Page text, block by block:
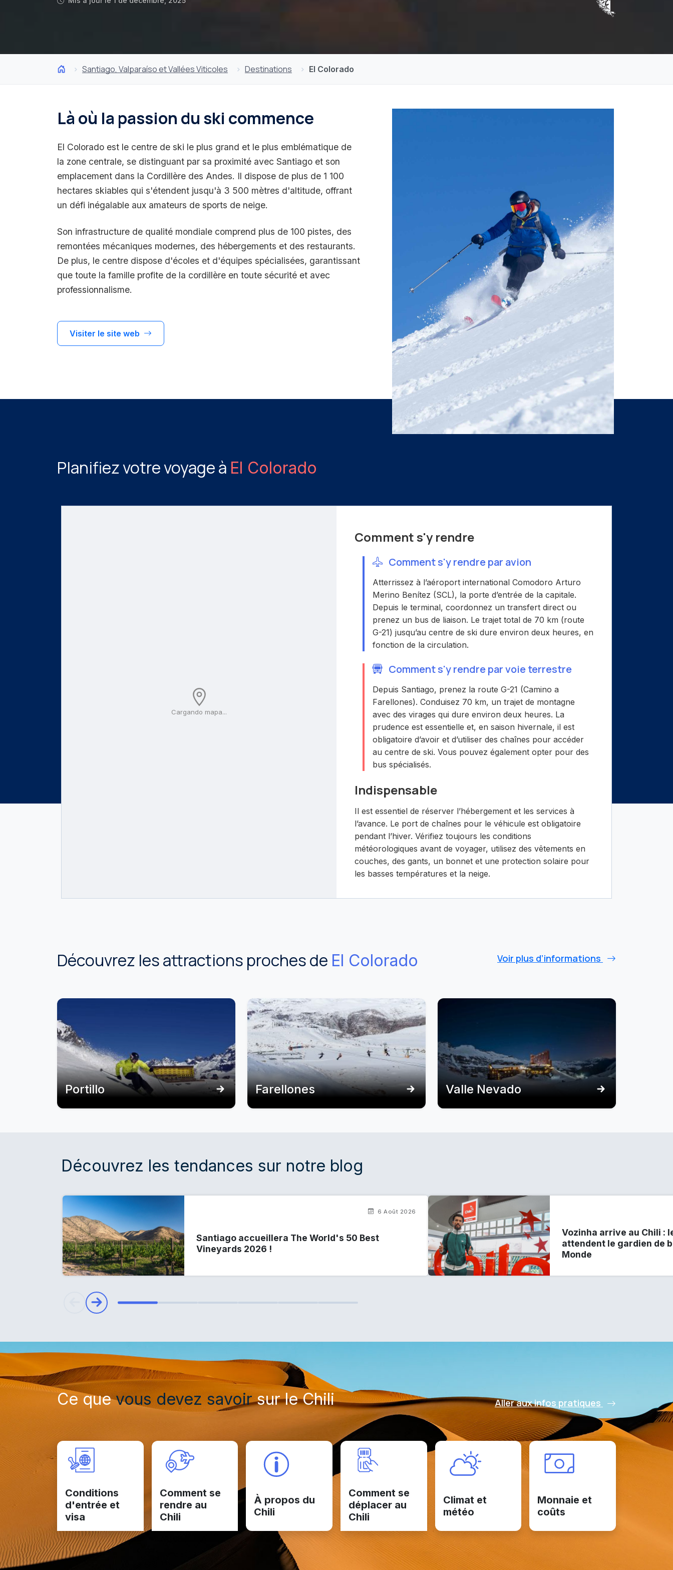
Santiago, Valparaíso et Vallées Viticoles Destinations El Colorado
Là où la passion du ski commence
El Colorado est le centre de ski le plus grand et le plus emblématique de
la zone centrale, se distinguant par sa proximité avec Santiago et son
emplacement dans la Cordillère des Andes. Il dispose de plus de 1 100
hectares skiables qui s'étendent jusqu'à 3 500 mètres d'altitude, offrant
un défi inégalable aux amateurs de sports de neige.
Son infrastructure de qualité mondiale comprend plus de 100 pistes, des
remontées mécaniques modernes, des hébergements et des restaurants.
De plus, le centre dispose d'écoles et d'équipes spécialisées, garantissant
que toute la famille profite de la cordillère en toute sécurité et avec
professionnalisme.
Visiter le site web
Planifiez votre voyage à El Colorado
Cargando mapa...
Comment s'y rendre
Comment s'y rendre par avion
Atterrissez à l’aéroport international Comodoro Arturo
Merino Benítez (SCL), la porte d’entrée de la capitale.
Depuis le terminal, coordonnez un transfert direct ou
prenez un bus de liaison. Le trajet total de 70 km (route
G-21) jusqu’au centre de ski dure environ deux heures, en
fonction de la circulation.
Comment s'y rendre par voie terrestre
Depuis Santiago, prenez la route G-21 (Camino a
Farellones). Conduisez 70 km, un trajet de montagne
avec des virages qui dure environ deux heures. La
prudence est essentielle et, en saison hivernale, il est
obligatoire d’avoir et d’utiliser des chaînes pour accéder
au centre de ski. Vous pouvez également opter pour des
bus spécialisés.
Indispensable
Il est essentiel de réserver l’hébergement et les services à
l’avance. Le port de chaînes pour le véhicule est obligatoire
pendant l’hiver. Vérifiez toujours les conditions
météorologiques avant de voyager, utilisez des vêtements en
couches, des gants, un bonnet et une protection solaire pour
les basses températures et la neige.
Découvrez les attractions proches de El Colorado Voir plus d’informations
Portillo Farellones Valle Nevado
Découvrez les tendances sur notre blog
6 Août 2026
Santiago accueillera The World's 50 Best
Vineyards 2026 !
Vozinha arrive au Chili :
attendent le gardien de
Monde
Ce quevous devez savoirsur le Chili Aller aux infos pratiques
Conditions
d'entrée et
visa
Comment se
rendre au
Chili
À propos du
Chili
Comment se
déplacer au
Chili
Climat et
météo
Monnaie et
coûts